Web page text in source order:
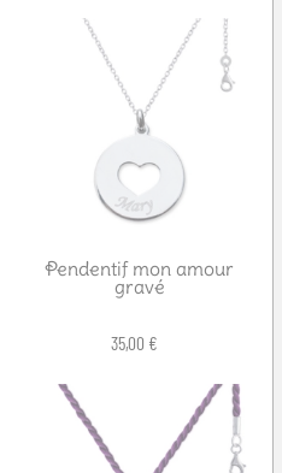
Pendentif mon amour
gravé
35,00 €